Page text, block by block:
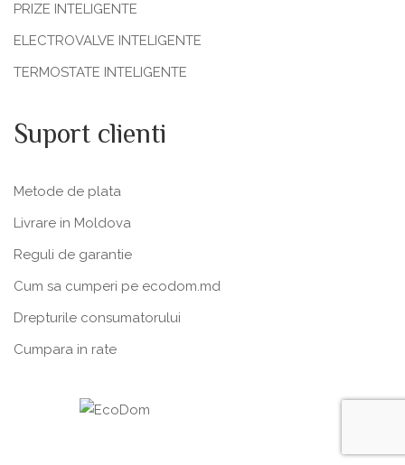
PRIZE INTELIGENTE
ELECTROVALVE INTELIGENTE
TERMOSTATE INTELIGENTE
Suport clienti
Metode de plata
Livrare in Moldova
Reguli de garantie
Cum sa cumperi pe ecodom.md
Drepturile consumatorului
Cumpara in rate